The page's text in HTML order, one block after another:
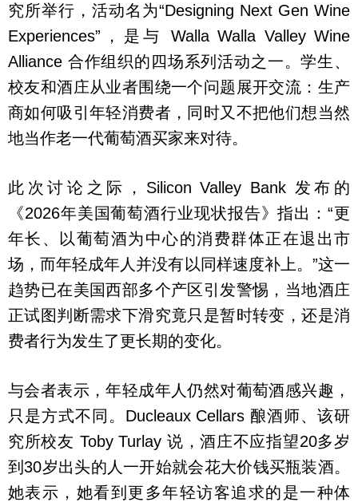
究所举行，活动名为“Designing Next Gen Wine
Experiences”，是与 Walla Walla Valley Wine
Alliance 合作组织的四场系列活动之一。学生、
校友和酒庄从业者围绕一个问题展开交流：生产
商如何吸引年轻消费者，同时又不把他们想当然
地当作老一代葡萄酒买家来对待。
此次讨论之际，Silicon Valley Bank 发布的
《2026年美国葡萄酒行业现状报告》指出：“更
年长、以葡萄酒为中心的消费群体正在退出市
场，而年轻成年人并没有以同样速度补上。”这一
趋势已在美国西部多个产区引发警惕，当地酒庄
正试图判断需求下滑究竟只是暂时转变，还是消
费者行为发生了更长期的变化。
与会者表示，年轻成年人仍然对葡萄酒感兴趣，
只是方式不同。Ducleaux Cellars 酿酒师、该研
究所校友 Toby Turlay 说，酒庄不应指望20多岁
到30岁出头的人一开始就会花大价钱买瓶装酒。
她表示，她看到更多年轻访客追求的是一种体